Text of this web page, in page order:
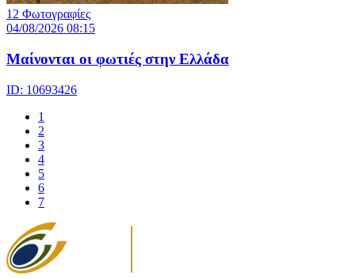
12 Φωτογραφίες
04/08/2026 08:15
Μαίνονται οι φωτιές στην Ελλάδα
ID: 10693426
1
2
3
4
5
6
7